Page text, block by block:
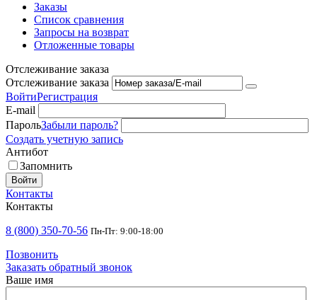
Заказы
Список сравнения
Запросы на возврат
Отложенные товары
Отслеживание заказа
Отслеживание заказа
ВойтиРегистрация
E-mail
ПарольЗабыли пароль?
Создать учетную запись
Антибот
Запомнить
Войти
Контакты
Контакты
8 (800) 350-70-56 Пн-Пт: 9:00-18:00
Позвонить
Заказать обратный звонок
Ваше имя